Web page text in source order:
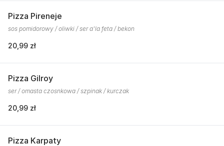
Pizza Pireneje
sos pomidorowy / oliwki / ser a'la feta / bekon
20,99 zł
Pizza Gilroy
ser / omasta czosnkowa / szpinak / kurczak
20,99 zł
Pizza Karpaty